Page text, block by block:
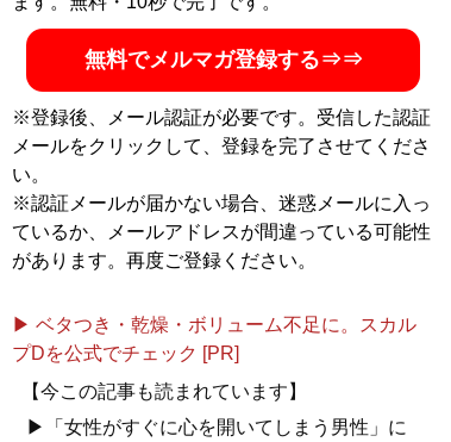
無料でメルマガ登録する⇒⇒
※登録後、メール認証が必要です。受信した認証
メールをクリックして、登録を完了させてくださ
い。
※認証メールが届かない場合、迷惑メールに入っ
ているか、メールアドレスが間違っている可能性
があります。再度ご登録ください。
▶ ベタつき・乾燥・ボリューム不足に。スカル
プDを公式でチェック [PR]
【今この記事も読まれています】
▶「女性がすぐに心を開いてしまう男性」に